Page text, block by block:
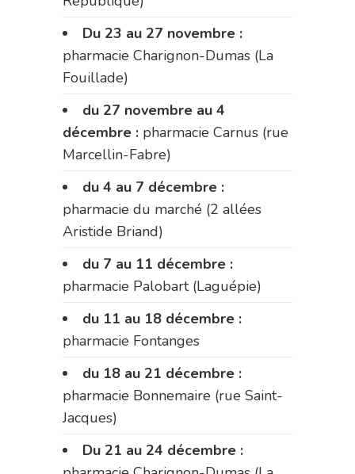
Du 23 au 27 novembre :
pharmacie Charignon-Dumas (La
Fouillade)
du 27 novembre au 4
décembre : pharmacie Carnus (rue
Marcellin-Fabre)
du 4 au 7 décembre :
pharmacie du marché (2 allées
Aristide Briand)
du 7 au 11 décembre :
pharmacie Palobart (Laguépie)
du 11 au 18 décembre :
pharmacie Fontanges
du 18 au 21 décembre :
pharmacie Bonnemaire (rue Saint-
Jacques)
Du 21 au 24 décembre :